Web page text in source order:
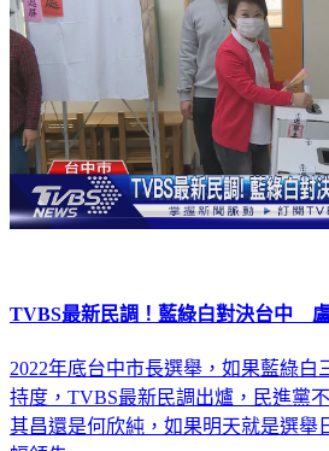
TVBS最新民調！藍綠白對決台中
2022年底台中市長選舉，如果藍綠白
持度，TVBS最新民調出爐，民進黨
其昌還是何欣純，如果明天就是選舉